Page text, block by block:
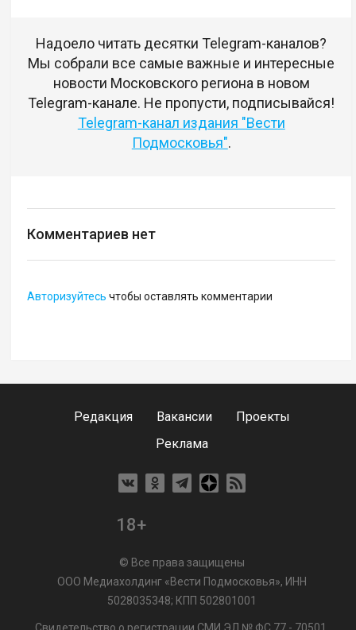
Надоело читать десятки Telegram-каналов?
Мы собрали все самые важные и интересные
новости Московского региона в новом
Telegram-канале. Не пропусти, подписывайся!
Telegram-канал издания "Вести
Подмосковья".
Комментариев нет
Авторизуйтесь чтобы оставлять комментарии
Редакция Вакансии
Проекты
Реклама
18+
© Все права защищены
ООО Медиахолдинг «Вести Подмосковья», ИНН
5028035348; КПП 502801001